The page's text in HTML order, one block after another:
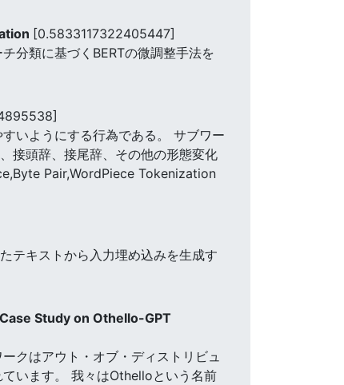
[0.5833117322405447]
分類に基づくBERTの微調整手法を
いようにする行為である。 サブワー
接頭辞、接尾辞、その他の形態変化
Pair,WordPiece Tokenization
テキストから入力埋め込みを生成す
Study on Othello-GPT
クはアウト・オブ・ディストリビュ
います。 我々はOthelloという名前